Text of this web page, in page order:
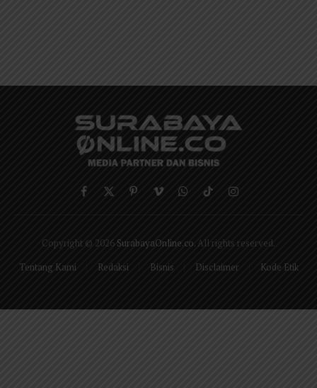
Facebook
X
PinterestVimeoWhatsApp
TikTokInstagram
Copyright © 2026 SurabayaOnline.co . All rights reserved.
Tentang Kami
Redaksi Bisnis Disclaimer Kode Etik